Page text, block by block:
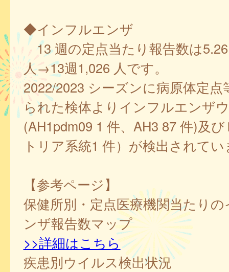
◆インフルエンザ
13 週の定点当たり報告数は
人→13週1,026 人です。
2022/2023 シーズンに病原体定点
られた検体よりインフルエンザ
(AH1pdm09 1 件、AH3 87 件)及
トリア系統1 件）が検出されて
【参考ページ】
保健所別・定点医療機関当たり
ンザ報告数マップ
>>詳細はこちら
疾患別ウイルス検出状況